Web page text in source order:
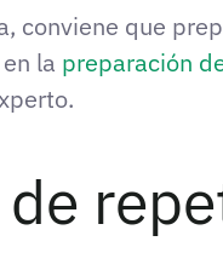
conviene que
la preparación